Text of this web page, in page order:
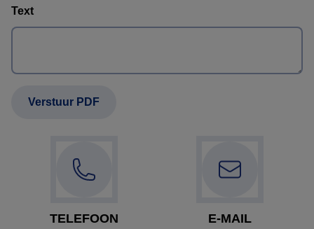
Text
TELEFOON E-MAIL